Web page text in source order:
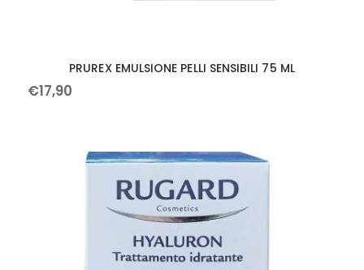
PRUREX EMULSIONE PELLI SENSIBILI 75 ML
€17,90